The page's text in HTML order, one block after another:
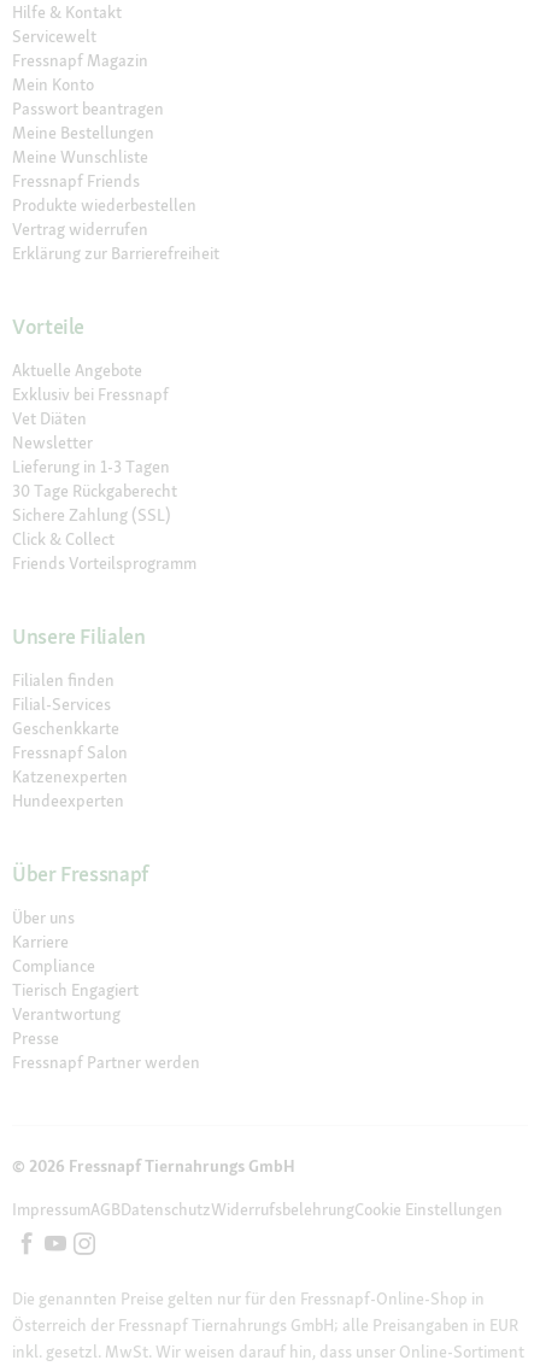
Hilfe & Kontakt
Servicewelt
Fressnapf Magazin
Mein Konto
Passwort beantragen
Meine Bestellungen
Meine Wunschliste
Fressnapf Friends
Produkte wiederbestellen
Vertrag widerrufen
Erklärung zur Barrierefreiheit
Vorteile
Aktuelle Angebote
Exklusiv bei Fressnapf
Vet Diäten
Newsletter
Lieferung in 1-3 Tagen
30 Tage Rückgaberecht
Sichere Zahlung (SSL)
Click & Collect
Friends Vorteilsprogramm
Unsere Filialen
Filialen finden
Filial-Services
Geschenkkarte
Fressnapf Salon
Katzenexperten
Hundeexperten
Über Fressnapf
Über uns
Karriere
Compliance
Tierisch Engagiert
Verantwortung
Presse
Fressnapf Partner werden
© 2026 Fressnapf Tiernahrungs GmbH
ImpressumAGBDatenschutzWiderrufsbelehrungCookie Einstellungen
Die genannten Preise gelten nur für den Fressnapf-Online-Shop in
Österreich der Fressnapf Tiernahrungs GmbH; alle Preisangaben in EUR
inkl. gesetzl. MwSt. Wir weisen darauf hin, dass unser Online-Sortiment